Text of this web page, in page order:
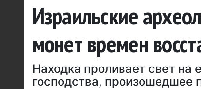
Израильские
монет времен
Находка проливает свет на
господства, произошедшее